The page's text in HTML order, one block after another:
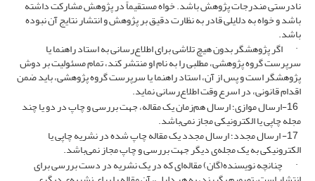
نادرستی مندرجات پژوهش باشد. خواه مستقیماً در پژوهش مشارکت داشته
باشد و خواه به دلایلی قادر به نظارت دقیق بر پژوهش و انتشار نتایج آن نبوده
باشد.
· اگر پژوهشگر بدون هیچ تلاشی برای اطلاع‌رسانی به استاد راهنما یا
سرپرست گروه پژوهشی، مطلبی را به نام او منتشر کند، تمام مسئولیت بر دوش
پژوهشگر است و پس از آن، استاد راهنما یا سرپرست گروه پژوهشی، باید ضمن
اقدام قانونی، در اسرع وقت اطلاع‌رسانی نماید.
16-ارسال موازی؛ ارسال هم‌زمان یک مقاله، جهت بررسی و چاپ در دو یا چند
مجله چاپی یا الکترونیکی مجاز نمی‌باشد.
17- ارسال مجدد؛ ارسال مجدد یک مقاله چاپ شده در نشریه چاپی یا
الکترونیکی به یک مجله‌ی دیگر جهت بررسی و چاپ مجاز نمی‌باشد.
· چنانچه نویسنده(گان) مقاله‌ای که در یک نشریه در دست بررسی برای